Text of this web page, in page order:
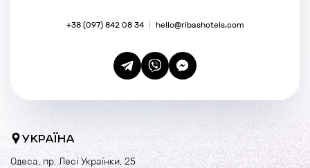
+38 (097) 842 08 34 hello@ribashotels.com
УКРАЇНА
Одеса, пр. Лесі Українки, 25